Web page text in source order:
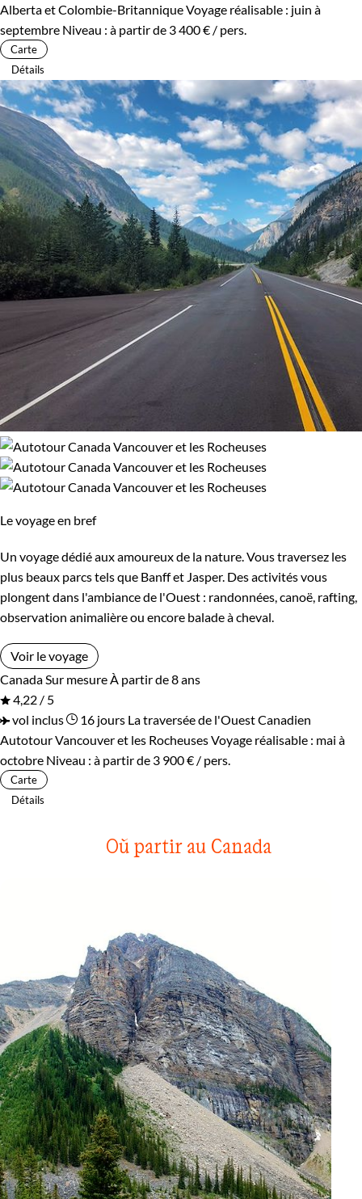
Alberta et Colombie-BritanniqueVoyage réalisable : juin à
septembre Niveau : à partir de 3 400 € / pers.
Carte
Détails
Le voyage en bref
Un voyage dédié aux amoureux de la nature. Vous traversez les
plus beaux parcs tels que Banff et Jasper. Des activités vous
plongent dans l'ambiance de l'Ouest : randonnées, canoë, rafting,
observation animalière ou encore balade à cheval.
Voir le voyage
Canada Sur mesure À partir de 8 ans
4,22 / 5
vol inclus
16 jours La traversée de l'Ouest Canadien
Autotour Vancouver et les RocheusesVoyage réalisable : mai à
octobre Niveau : à partir de 3 900 € / pers.
Carte
Détails
Où partir au Canada